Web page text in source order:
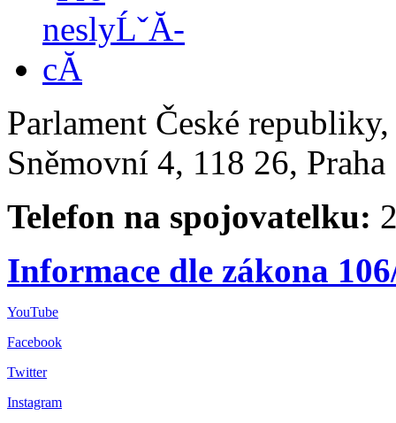
Parlament České
Sněmovní 4, 118 26,
Telefon na spojovatelku:
Informace dle zákona
YouTube
Facebook
Twitter
Instagram